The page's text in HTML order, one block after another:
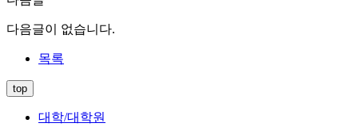
다음글이 없습니다.
목록
top
대학/대학원